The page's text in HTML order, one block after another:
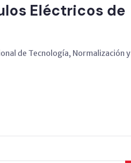
Eléctricos de
de Tecnología, Normalización y